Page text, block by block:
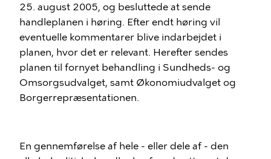
25. august 2005, og besluttede at sende
handleplanen i høring. Efter endt høring vil
eventuelle kommentarer blive indarbejdet i
planen, hvor det er relevant. Herefter sendes
planen til fornyet behandling i Sundheds- og
Omsorgsudvalget, samt Økonomiudvalget og
Borgerrepræsentationen.
En gennemførelse af hele - eller dele af - den